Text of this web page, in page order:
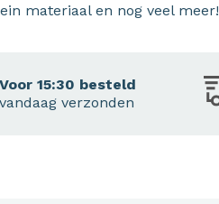
materiaal en nog veel meer!
Voor 15:30 besteld
vandaag verzonden